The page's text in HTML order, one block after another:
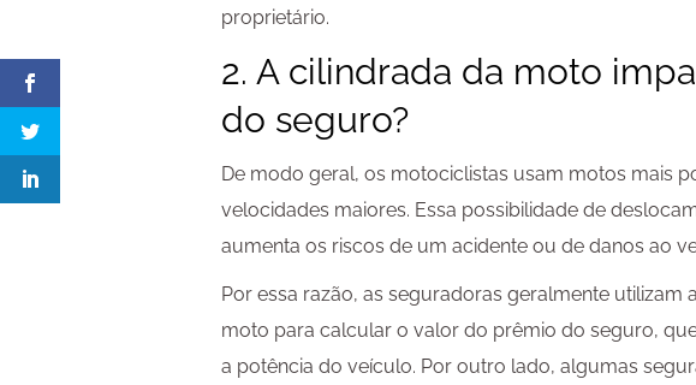
proprietário.
2. A cilindrada da moto
do seguro?
De modo geral, os motociclistas usam motos mais
velocidades maiores. Essa possibilidade de
aumenta os riscos de um acidente ou de danos ao
Por essa razão, as seguradoras geralmente utilizam
moto para calcular o valor do prêmio do seguro,
a potência do veículo. Por outro lado, algumas